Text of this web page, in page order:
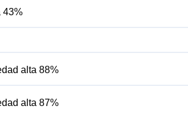
43%
alta 88%
alta 87%